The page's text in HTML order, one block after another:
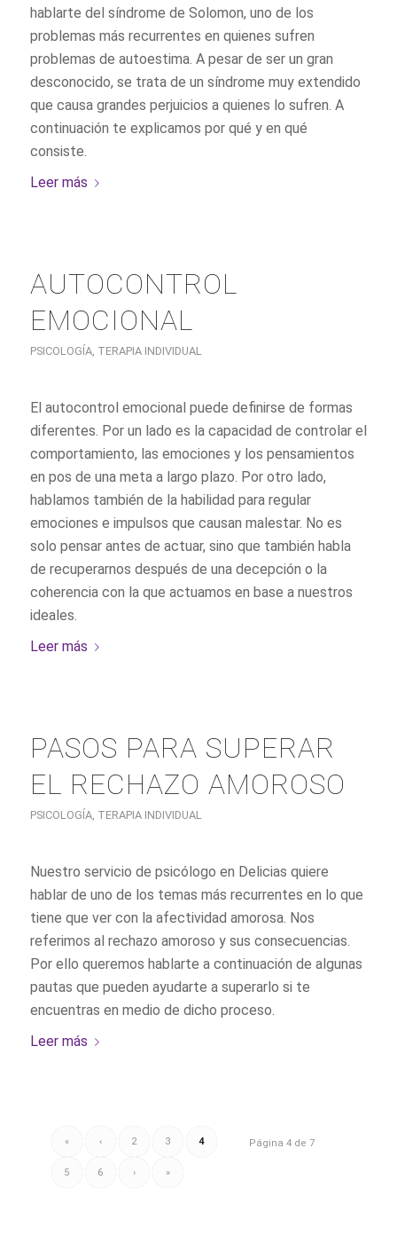
hablarte del síndrome de Solomon, uno de los
problemas más recurrentes en quienes sufren
problemas de autoestima. A pesar de ser un gran
desconocido, se trata de un síndrome muy extendido
que causa grandes perjuicios a quienes lo sufren. A
continuación te explicamos por qué y en qué
consiste.
Leer más
AUTOCONTROL
EMOCIONAL
PSICOLOGÍA, TERAPIA INDIVIDUAL
El autocontrol emocional puede definirse de formas
diferentes. Por un lado es la capacidad de controlar el
comportamiento, las emociones y los pensamientos
en pos de una meta a largo plazo. Por otro lado,
hablamos también de la habilidad para regular
emociones e impulsos que causan malestar. No es
solo pensar antes de actuar, sino que también habla
de recuperarnos después de una decepción o la
coherencia con la que actuamos en base a nuestros
ideales.
Leer más
PASOS PARA SUPERAR
EL RECHAZO AMOROSO
PSICOLOGÍA, TERAPIA INDIVIDUAL
Nuestro servicio de psicólogo en Delicias quiere
hablar de uno de los temas más recurrentes en lo que
tiene que ver con la afectividad amorosa. Nos
referimos al rechazo amoroso y sus consecuencias.
Por ello queremos hablarte a continuación de algunas
pautas que pueden ayudarte a superarlo si te
encuentras en medio de dicho proceso.
Leer más
Página 4 de 7
« ‹ 2 3 4
5 6 › »